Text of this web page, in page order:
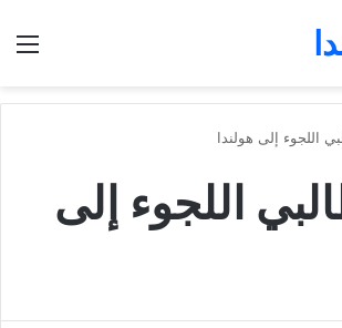
اللجوء إلى هولندا
اللجوء إلى